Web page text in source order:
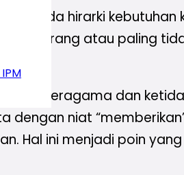
pada hirarki kebutuhan
orang atau paling
beragama dan
dengan niat
Hal ini menjadi poin yang